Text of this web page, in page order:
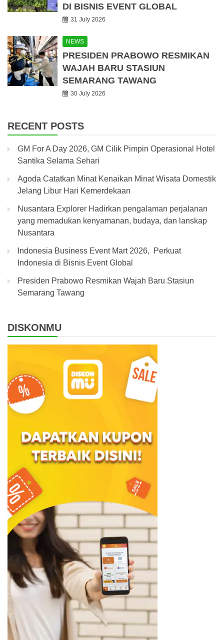
DI BISNIS EVENT GLOBAL
31 July 2026
NEWS
PRESIDEN PRABOWO RESMIKAN
WAJAH BARU STASIUN
SEMARANG TAWANG
30 July 2026
RECENT POSTS
GM For A Day 2026, GM Cilik Pimpin Operasional Hotel
Santika Selama Sehari
Agoda Catatkan Minat Kenaikan Minat Wisata Domestik
Jelang Libur Hari Kemerdekaan
Nusantara Explorer Hadirkan pengalaman perjalanan
yang memadukan kenyamanan, budaya, dan lanskap
Nusantara
Indonesia Business Event Mart 2026, Perkuat
Indonesia di Bisnis Event Global
Presiden Prabowo Resmikan Wajah Baru Stasiun
Semarang Tawang
DISKONMU